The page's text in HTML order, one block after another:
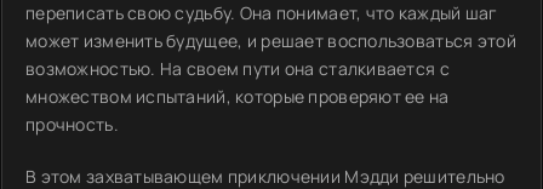
переписать свою судьбу. Она понимает, что каждый шаг
может изменить будущее, и решает воспользоваться этой
возможностью. На своем пути она сталкивается с
множеством испытаний, которые проверяют ее на
прочность.
В этом захватывающем приключении Мэдди решительно